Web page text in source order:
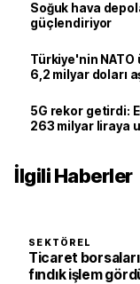
Soğuk hava
güçlendiriyor
Türkiye'nin
6,2 milyar doları
5G rekor getirdi:
263 milyar liraya
İlgili Haberler
SEKTÖREL
Ticaret
fındık işlem